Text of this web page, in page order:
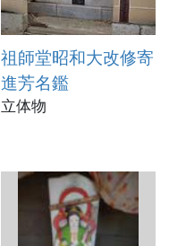
祖師堂昭和大改修寄
進芳名鑑
立体物